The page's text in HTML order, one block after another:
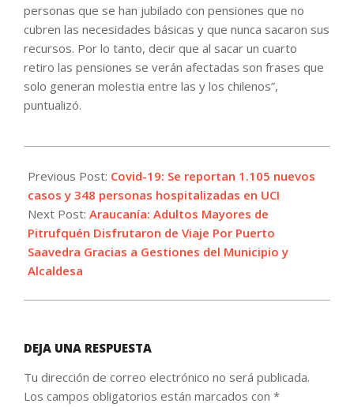
personas que se han jubilado con pensiones que no
cubren las necesidades básicas y que nunca sacaron sus
recursos. Por lo tanto, decir que al sacar un cuarto
retiro las pensiones se verán afectadas son frases que
solo generan molestia entre las y los chilenos”,
puntualizó.
10-
11
Previous Post: Covid-19: Se reportan 1.105 nuevos
casos y 348 personas hospitalizadas en UCI
Next Post: Araucanía: Adultos Mayores de
Pitrufquén Disfrutaron de Viaje Por Puerto
Saavedra Gracias a Gestiones del Municipio y
Alcaldesa
DEJA UNA RESPUESTA
Tu dirección de correo electrónico no será publicada.
Los campos obligatorios están marcados con *